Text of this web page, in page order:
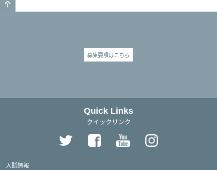
募集要項はこちら
Quick Links
クイックリンク
入試情報